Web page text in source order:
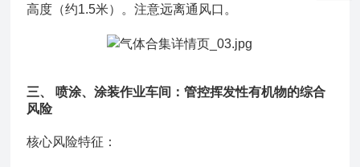
高度（约1.5米）。注意远离通风口。
三、 喷涂、涂装作业车间：管控挥发性有机物的综合
风险
核心风险特征：